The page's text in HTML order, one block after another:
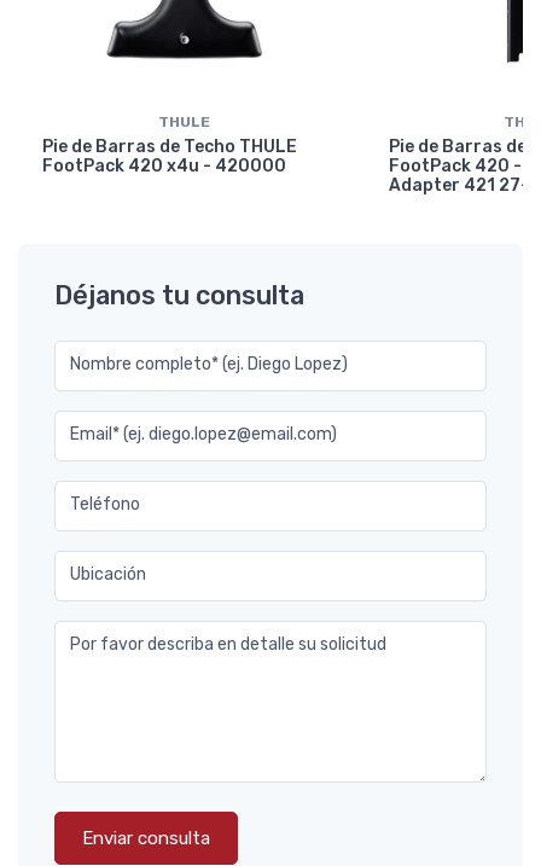
THULE
Pie de Barras de Techo THULE
FootPack 420 x4u - 420000
Pie de Barras de
FootPack 420 -
Adapter 421 27-
Déjanos tu consulta
Nombre completo* (ej. Diego Lopez)
Email* (ej. diego.lopez@email.com)
Teléfono
Ubicación
Por favor describa en detalle su solicitud
Enviar consulta